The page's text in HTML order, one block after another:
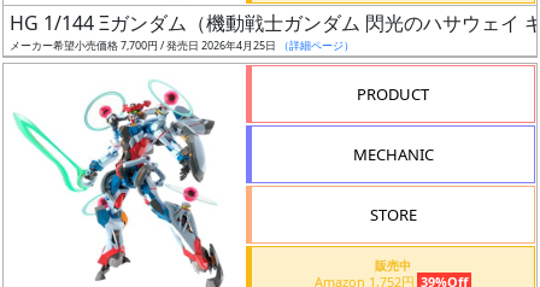
タ
ー
HG 1/144 Ξガンダム（機動戦士ガンダム 閃光のハサウェイ
メーカー希望小売価格 7,700円 / 発売日 2026年4月25日 （詳細ページ）
PRODUCT
MECHANIC
STORE
販売中
Amazon 1,752円 39%Off